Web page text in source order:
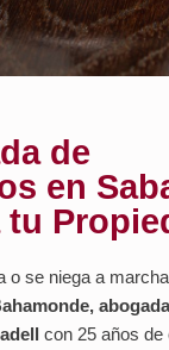
de
en
tu
o se niega a
con 25 años de